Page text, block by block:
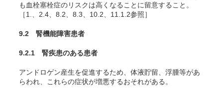
も血栓塞栓症のリスクは高くなることに留意すること。
［1.、2.4、8.2、8.3、10.2、11.1.2参照］
9.2 腎機能障害患者
9.2.1 腎疾患のある患者
アンドロゲン産生を促進するため、体液貯留、浮腫等があ
らわれ、これらの症状が増悪するおそれがある。